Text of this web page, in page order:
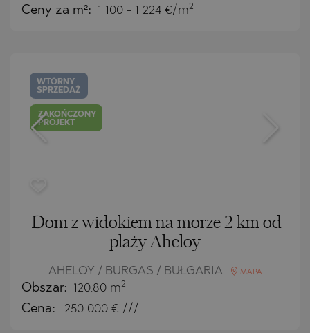
Ceny za m²: 1 100 - 1 224 €/m2
WTÓRNY
SPRZEDAŻ
ZAKOŃCZONY
PROJEKT
Dom z widokiem na morze 2 km od
plaży Aheloy
AHELOY / BURGAS / BUŁGARIA MAPA
Obszar: 120.80 m2
Cena: 250 000 € ///